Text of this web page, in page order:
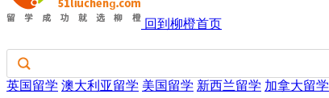
回到柳橙首页
英国留学 澳大利亚留学 美国留学 新西兰留学 加拿大留学